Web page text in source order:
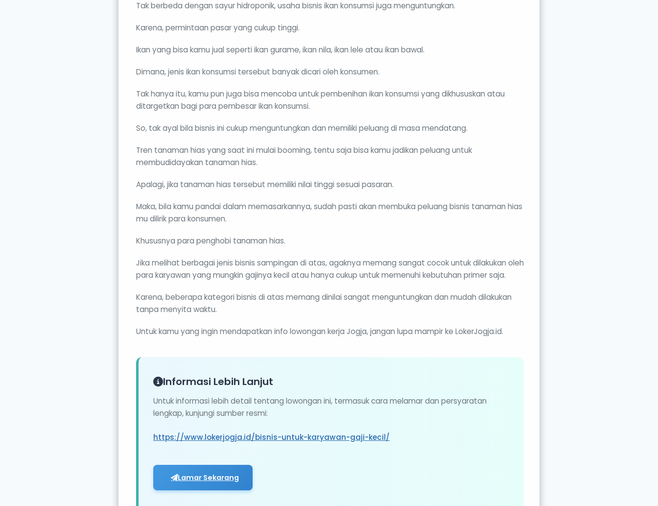
Tak berbeda dengan sayur hidroponik, usaha bisnis ikan konsumsi juga menguntungkan.
Karena, permintaan pasar yang cukup tinggi.
Ikan yang bisa kamu jual seperti ikan gurame, ikan nila, ikan lele atau ikan bawal.
Dimana, jenis ikan konsumsi tersebut banyak dicari oleh konsumen.
Tak hanya itu, kamu pun juga bisa mencoba untuk pembenihan ikan konsumsi yang dikhususkan atau
ditargetkan bagi para pembesar ikan konsumsi.
So, tak ayal bila bisnis ini cukup menguntungkan dan memiliki peluang di masa mendatang.
Tren tanaman hias yang saat ini mulai booming, tentu saja bisa kamu jadikan peluang untuk
membudidayakan tanaman hias.
Apalagi, jika tanaman hias tersebut memiliki nilai tinggi sesuai pasaran.
Maka, bila kamu pandai dalam memasarkannya, sudah pasti akan membuka peluang bisnis tanaman hias
mu dilirik para konsumen.
Khususnya para penghobi tanaman hias.
Jika melihat berbagai jenis bisnis sampingan di atas, agaknya memang sangat cocok untuk dilakukan oleh
para karyawan yang mungkin gajinya kecil atau hanya cukup untuk memenuhi kebutuhan primer saja.
Karena, beberapa kategori bisnis di atas memang dinilai sangat menguntungkan dan mudah dilakukan
tanpa menyita waktu.
Untuk kamu yang ingin mendapatkan info lowongan kerja Jogja, jangan lupa mampir ke LokerJogja.id.
Informasi Lebih Lanjut
Untuk informasi lebih detail tentang lowongan ini, termasuk cara melamar dan persyaratan
lengkap, kunjungi sumber resmi:
https://www.lokerjogja.id/bisnis-untuk-karyawan-gaji-kecil/
Lamar Sekarang